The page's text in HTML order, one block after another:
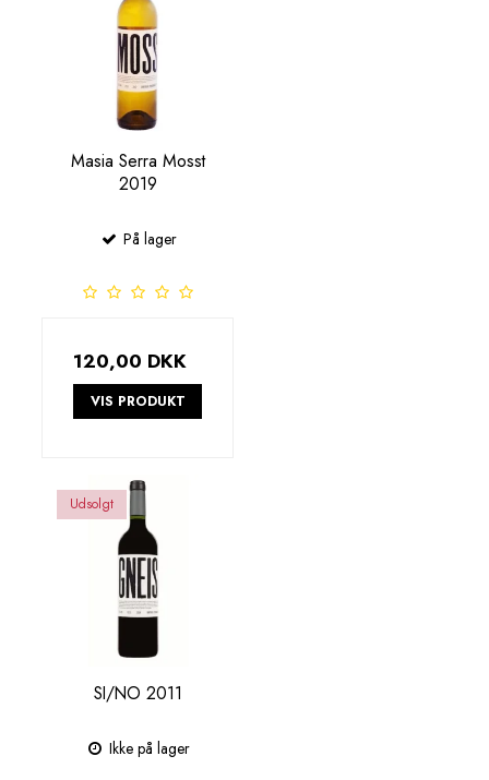
Masia Serra Mosst
2019
På lager
120,00 DKK
VIS PRODUKT
Udsolgt
SI/NO 2011
Ikke på lager